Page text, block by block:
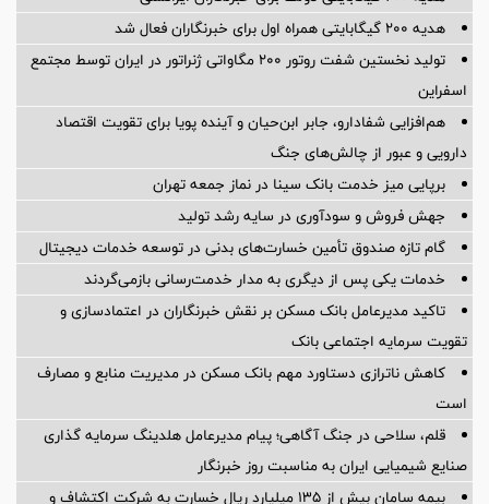
هدیه ۲۰۰ گیگابایتی همراه اول برای خبرنگاران فعال شد
تولید نخستین شفت روتور ۲۰۰ مگاواتی ژنراتور در ایران توسط مجتمع
اسفراین
هم‌افزایی شفادارو، جابر ابن‌حیان و آینده پویا برای تقویت اقتصاد
دارویی و عبور از چالش‌های جنگ
برپایی میز خدمت بانک سینا در نماز جمعه تهران
جهش فروش و سودآوری در سایه رشد تولید
گام تازه صندوق تأمین خسارت‌های بدنی در توسعه خدمات دیجیتال
خدمات یکی پس از دیگری به مدار خدمت‌رسانی بازمی‌گردند
تاکید مدیرعامل بانک مسکن بر نقش خبرنگاران در اعتمادسازی و
تقویت سرمایه اجتماعی بانک
کاهش ناترازی دستاورد مهم بانک مسکن در مدیریت منابع و مصارف
است
قلم، سلاحی در جنگ آگاهی؛ پیام مدیرعامل هلدینگ سرمایه گذاری
صنایع شیمیایی ایران به مناسبت روز خبرنگار
بیمه سامان بیش از ۱۳۵ میلیارد ریال خسارت به شرکت اکتشاف و